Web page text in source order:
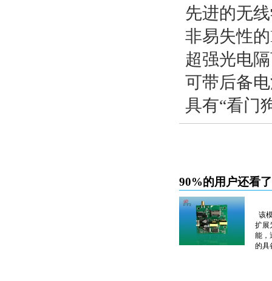
先进的无
非易失性
超强光电
可带后备
具有“看门
90%的用户还看
该
扩展
能，
的具